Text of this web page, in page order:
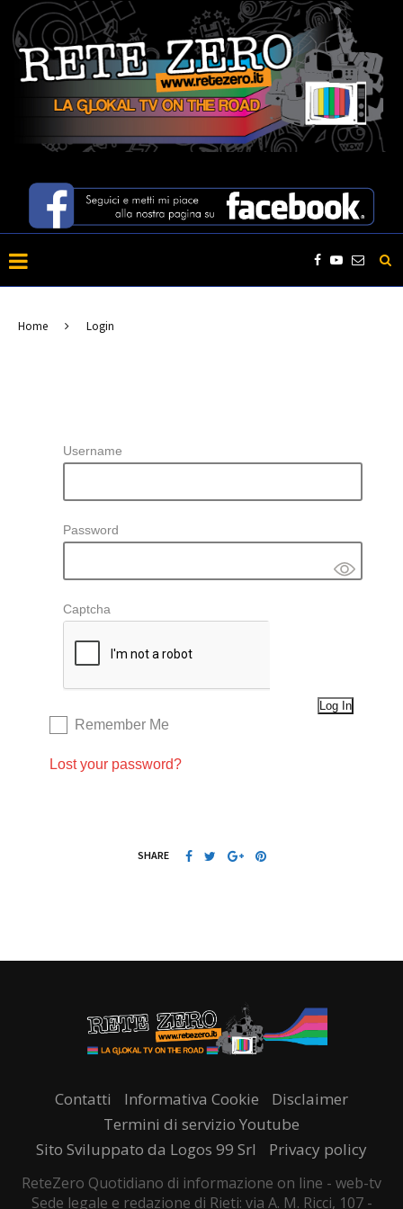
Home Login
Username
Password
Captcha
Remember Me
Lost your password?
SHARE
Contatti Informativa Cookie
Disclaimer
Termini di servizio Youtube
Sito Sviluppato da Logos 99 Srl
Privacy policy
ReteZero Quotidiano di informazione on line - web-tv
Sede legale e redazione di Rieti: via A. M. Ricci, 107 -